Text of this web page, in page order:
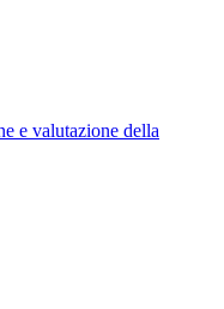
e valutazione della